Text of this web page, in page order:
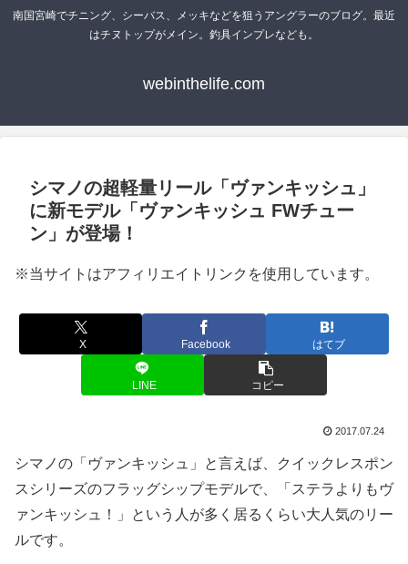
南国宮崎でチニング、シーバス、メッキなどを狙うアングラーのブログ。最近
はチヌトップがメイン。釣具インプレなども。
webinthelife.com
シマノの超軽量リール「ヴァンキッシュ」
に新モデル「ヴァンキッシュ FWチュー
ン」が登場！
※当サイトはアフィリエイトリンクを使用しています。
X Facebook はてブ
LINE コピー
2017.07.24
シマノの「ヴァンキッシュ」と言えば、クイックレスポン
スシリーズのフラッグシップモデルで、「ステラよりもヴ
ァンキッシュ！」という人が多く居るくらい大人気のリー
ルです。